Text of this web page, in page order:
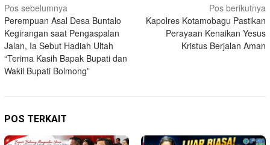
Navigasi
pos
Pos sebelumnya
Perempuan Asal Desa Buntalo
Kegirangan saat Pengaspalan
Jalan, Ia Sebut Hadiah Ultah
“Terima Kasih Bapak Bupati dan
Wakil Bupati Bolmong”
Pos berikutnya
Kapolres Kotamobagu Pastikan
Perayaan Kenaikan Yesus
Kristus Berjalan Aman
POS TERKAIT